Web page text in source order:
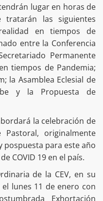
lugar en horas de
las siguientes
en tiempos de
entre la Conferencia
Permanente
tiempos de Pandemia;
la Asamblea Eclesial de
y la Propuesta de
la celebración de
originalmente
pospuesta para este año
COVID 19 en el país.
de la CEV, en su
lunes 11 de enero con
Exhortación